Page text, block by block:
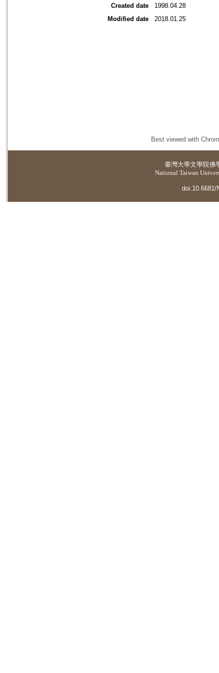
Created date
1998.04.28
Modified date
2018.01.25
Best viewed with
臺灣大學文學院佛
National Taiwan
doi:10.6681/